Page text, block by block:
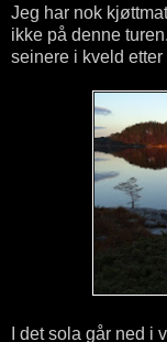
Jeg har nok
ikke på denne
seinere i kveld etter
I det sola går ned i